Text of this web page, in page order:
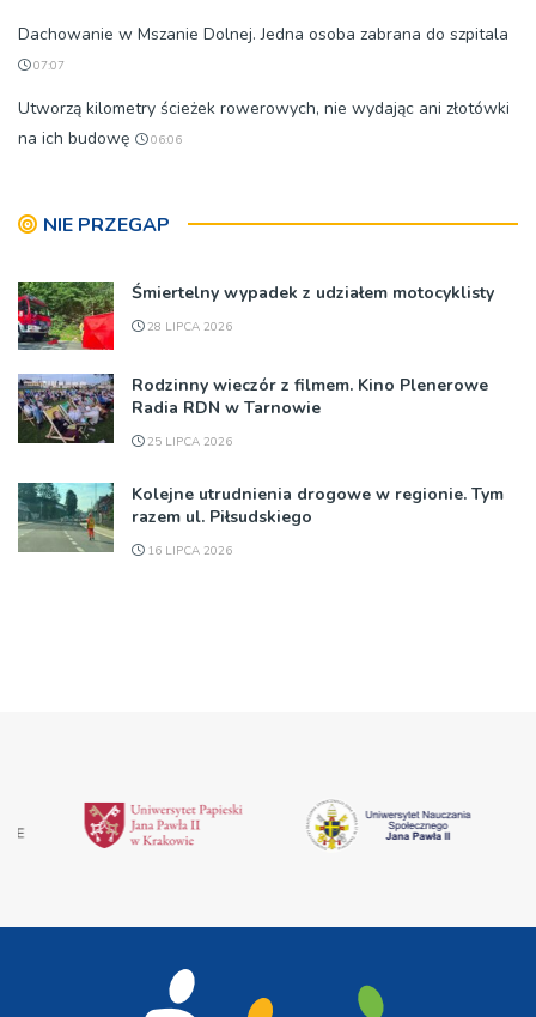
Dachowanie w Mszanie Dolnej. Jedna osoba zabrana do szpitala
07:07
Utworzą kilometry ścieżek rowerowych, nie wydając ani złotówki
na ich budowę
06:06
NIE PRZEGAP
Śmiertelny wypadek z udziałem motocyklisty
28 LIPCA 2026
Rodzinny wieczór z filmem. Kino Plenerowe
Radia RDN w Tarnowie
25 LIPCA 2026
Kolejne utrudnienia drogowe w regionie. Tym
razem ul. Piłsudskiego
16 LIPCA 2026